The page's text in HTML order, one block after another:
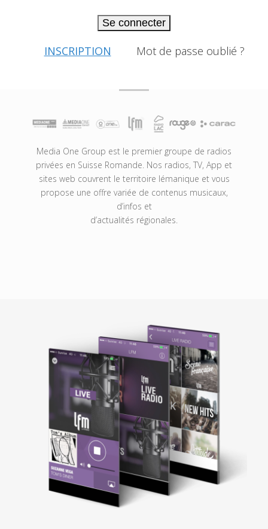
Se connecter
INSCRIPTION Mot de passe oublié ?
Media One Group est le premier groupe de radios
privées en Suisse Romande. Nos radios, TV, App et
sites web couvrent le territoire lémanique et vous
propose une offre variée de contenus musicaux,
d’infos et
d’actualités régionales.